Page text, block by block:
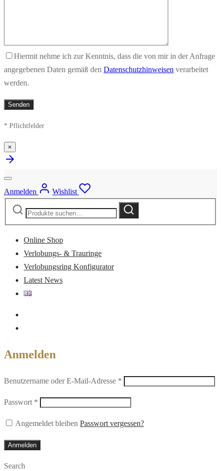
Hiermit nehme ich zur Kenntnis, dass die von mir in der Anfrage
angegebenen Daten gemäß den Datenschutzhinweisen verarbeitet
werden.
* Pflichtfelder
×
Anmelden
Wishlist
Suche
Suche
Online Shop
Verlobungs- & Trauringe
Verlobungsring Konfigurator
Latest News
Anmelden
Benutzername oder E-Mail-Adresse *
Passwort *
Angemeldet bleiben Passwort vergessen?
Anmelden
Search